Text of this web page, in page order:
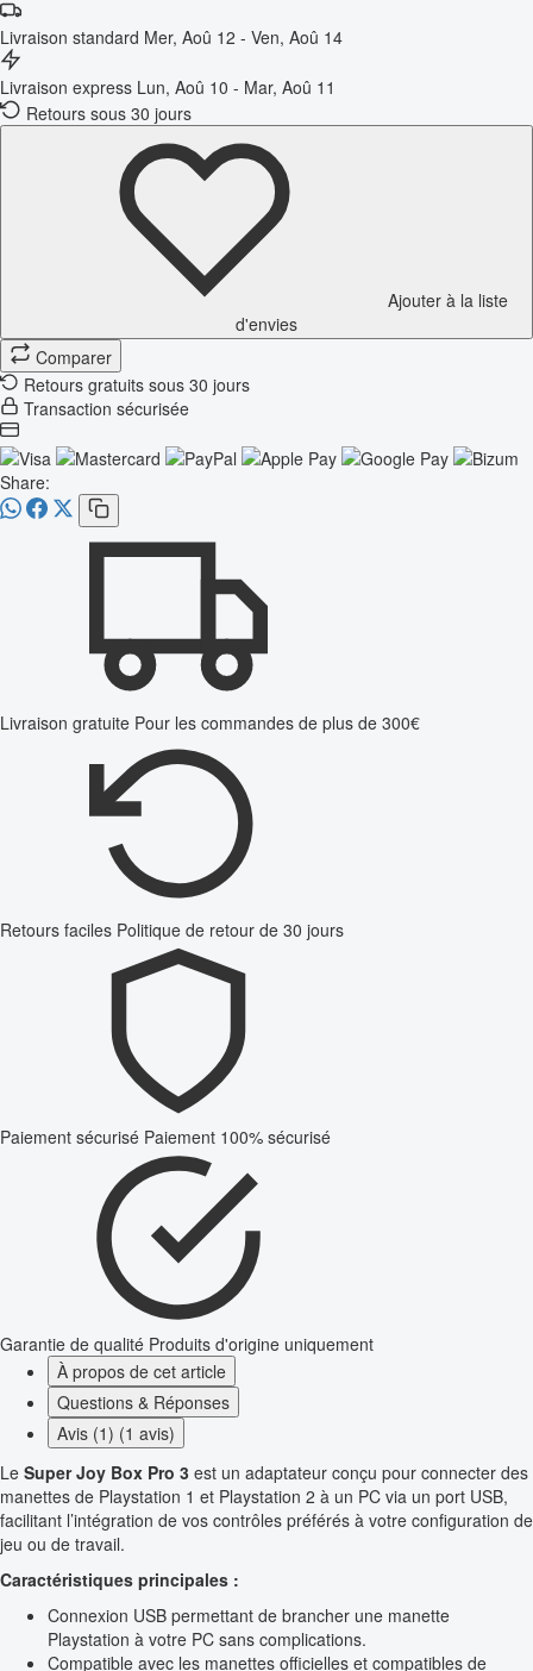
Livraison standard Mer, Aoû 12 - Ven, Aoû 14
Livraison express Lun, Aoû 10 - Mar, Aoû 11
Retours sous 30 jours
Ajouter à la liste
d'envies
Comparer
Retours gratuits sous 30 jours
Transaction sécurisée
Share:
Livraison gratuite Pour les commandes de plus de 300€
Retours faciles Politique de retour de 30 jours
Paiement sécurisé Paiement 100% sécurisé
Garantie de qualité Produits d'origine uniquement
À propos de cet article
Questions & Réponses
Avis (1) (1 avis)
Le Super Joy Box Pro 3 est un adaptateur conçu pour connecter des
manettes de Playstation 1 et Playstation 2 à un PC via un port USB,
facilitant l’intégration de vos contrôles préférés à votre configuration de
jeu ou de travail.
Caractéristiques principales :
Connexion USB permettant de brancher une manette
Playstation à votre PC sans complications.
Compatible avec les manettes officielles et compatibles de